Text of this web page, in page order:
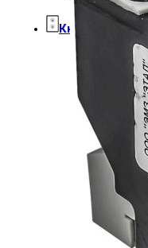
Кнопочные